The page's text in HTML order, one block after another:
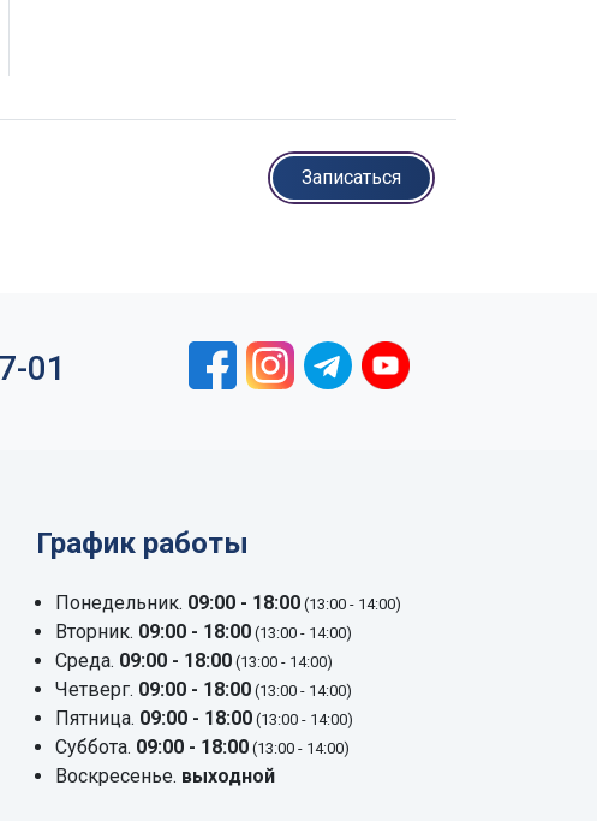
Записаться
01
График работы
Понедельник. 09:00 - 18:00 (13:00 - 14:00)
Вторник. 09:00 - 18:00 (13:00 - 14:00)
Среда. 09:00 - 18:00 (13:00 - 14:00)
Четверг. 09:00 - 18:00 (13:00 - 14:00)
Пятница. 09:00 - 18:00 (13:00 - 14:00)
Суббота. 09:00 - 18:00 (13:00 - 14:00)
Воскресенье. выходной